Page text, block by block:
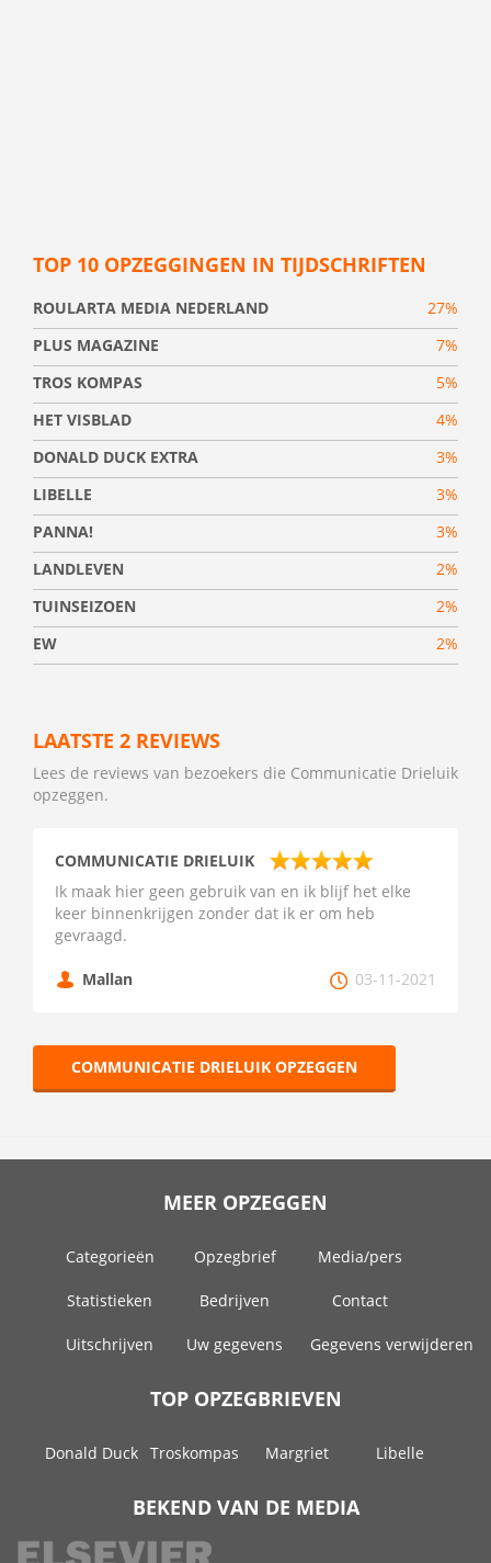
TOP 10 OPZEGGINGEN IN TIJDSCHRIFTEN
ROULARTA MEDIA NEDERLAND
27%
PLUS MAGAZINE
7%
TROS KOMPAS
5%
HET VISBLAD
4%
DONALD DUCK EXTRA
3%
LIBELLE
3%
PANNA!
3%
LANDLEVEN
2%
TUINSEIZOEN
2%
EW
2%
LAATSTE 2 REVIEWS
Lees de reviews van bezoekers die Communicatie Drieluik
opzeggen.
COMMUNICATIE DRIELUIK
Ik maak hier geen gebruik van en ik blijf het elke
keer binnenkrijgen zonder dat ik er om heb
gevraagd.
Mallan 03-11-2021
COMMUNICATIE DRIELUIK OPZEGGEN
MEER OPZEGGEN
Categorieën Opzegbrief Media/pers
Statistieken Bedrijven Contact
Uitschrijven Uw gegevens Gegevens verwijderen
TOP OPZEGBRIEVEN
Donald Duck Troskompas Margriet Libelle
BEKEND VAN DE MEDIA